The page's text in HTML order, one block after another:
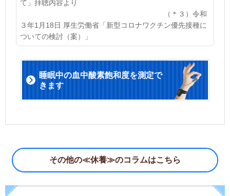
て」拝聴内容より
（＊３）令和
３年1月18日 厚生労働省「新型コロナワクチン優先接種に
ついての検討（案）」
睡眠中の血中酸素飽和度を測定で
きます
その他の≪休養≫のコラムはこちら